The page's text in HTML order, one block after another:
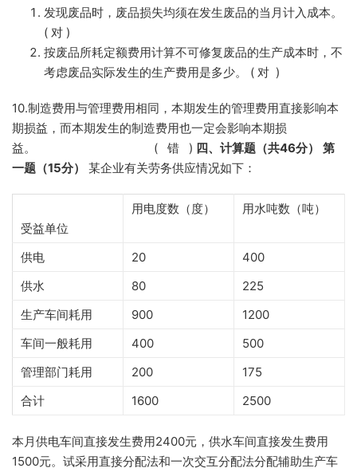
发现废品时，废品损失均须在发生废品的当月计入成本。
( 对 )
按废品所耗定额费用计算不可修复废品的生产成本时，不
考虑废品实际发生的生产费用是多少。 ( 对 )
10.制造费用与管理费用相同，本期发生的管理费用直接影响本
期损益，而本期发生的制造费用也一定会影响本期损
益。 ( 错 ) 四、计算题（共46分）
第
一题（15分）
某企业有关劳务供应情况如下：
受益单位
用电度数（度） 用水吨数（吨）
供电 20
400
供水
80
225
生产车间耗用
900
1200
车间一般耗用
400
500
管理部门耗用
200
175
合计
1600 2500
本月供电车间直接发生费用2400元，供水车间直接发生费用
1500元。试采用直接分配法和一次交互分配法分配辅助生产车